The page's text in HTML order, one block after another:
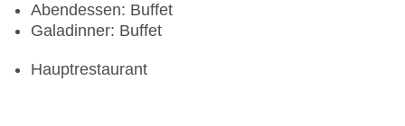
Abendessen: Buffet
Galadinner: Buffet
Hauptrestaurant